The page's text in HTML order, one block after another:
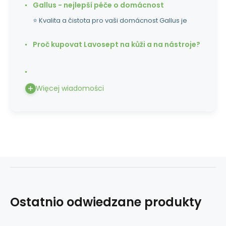
Gallus - nejlepší péče o domácnost
⭐ Kvalita a čistota pro vaši domácnost Gallus je
Proč kupovat Lavosept na kůži a na nástroje?
Więcej wiadomości
Ostatnio odwiedzane produkty